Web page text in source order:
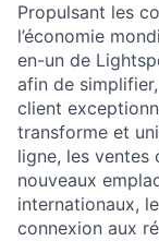
Propulsant les
l’économie
en-un de
afin de
client
transforme et
ligne, les ventes
nouveaux
internationaux,
connexion aux